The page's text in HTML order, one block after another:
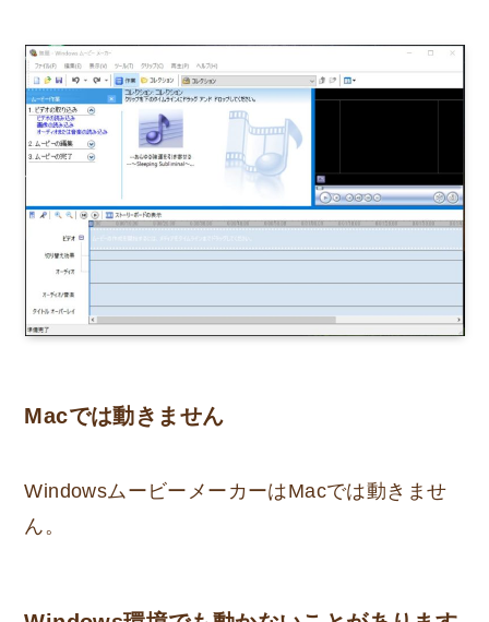
Macでは動きません
WindowsムービーメーカーはMacでは動きませ
ん。